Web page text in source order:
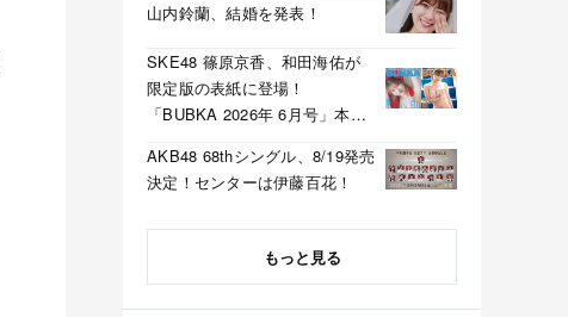
山内鈴蘭、結婚を発表！
SKE48 篠原京香、和田海佑が
限定版の表紙に登場！
「BUBKA 2026年 6月号」本日
AKB48 68thシングル、8/19発売
決定！センターは伊藤百花！
もっと見る